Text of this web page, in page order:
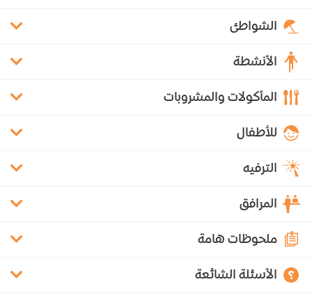
الشواطئ
الأنشطة
المأكولات والمشروبات
للأطفال
الترفيه
المرافق
ملحوظات هامة
الأسئلة الشائعة